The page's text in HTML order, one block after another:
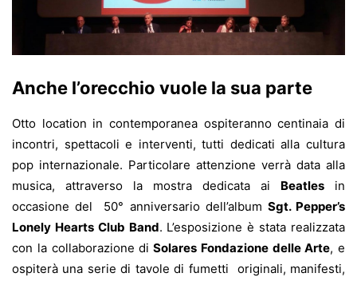
Anche l’orecchio vuole la sua parte
Otto location in contemporanea ospiteranno centinaia di
incontri, spettacoli e interventi, tutti dedicati alla cultura
pop internazionale. Particolare attenzione verrà data alla
musica, attraverso la mostra dedicata ai Beatles in
occasione del 50° anniversario dell’album Sgt. Pepper’s
Lonely Hearts Club Band. L’esposizione è stata realizzata
con la collaborazione di Solares Fondazione delle Arte, e
ospiterà una serie di tavole di fumetti originali, manifesti,